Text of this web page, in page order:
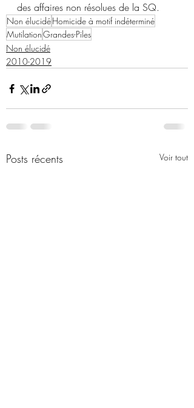
des affaires non résolues de la SQ.
Non élucidéHomicide à motif indéterminé
MutilationGrandes-Piles
Non élucidé
2010-2019
Posts récents Voir tout